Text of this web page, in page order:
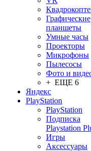
Графические
планшеты
Умные часы
Проекторы
Микрофоны
Пылесосы
Фото и
+ ЕЩЕ 6
Яндекс
PlayStation
PlayStation
Подписка
Playstation
Игры
Аксессуары